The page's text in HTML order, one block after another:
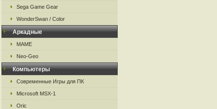
Sega Game Gear
WonderSwan / Color
Аркадные
MAME
Neo-Geo
Компьютеры
Современные Игры для ПК
Microsoft MSX-1
Oric